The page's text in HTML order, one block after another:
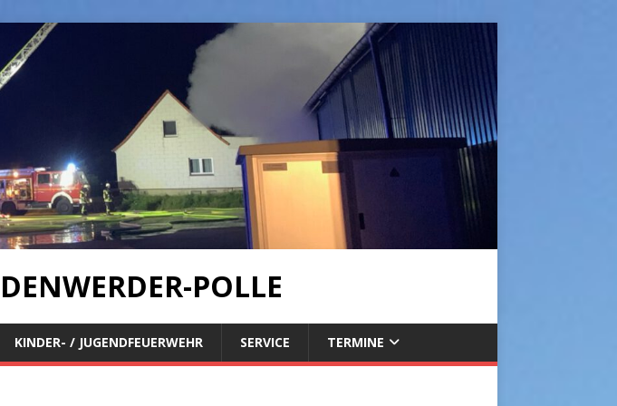
POLLE
KINDER- / JUGENDFEUERWEHR SERVICE TERMINE